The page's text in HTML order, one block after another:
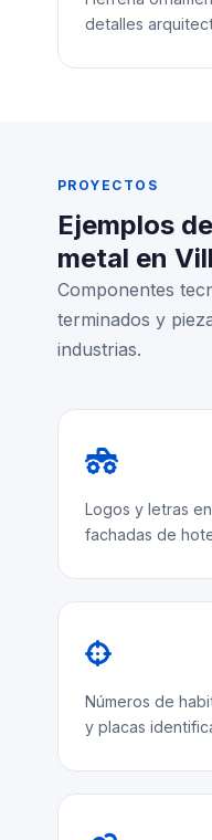
detalles
PROYECTOS
Ejemplos
metal en
Componentes
terminados y
industrias.
Logos y letras
fachadas de
Números de
y placas